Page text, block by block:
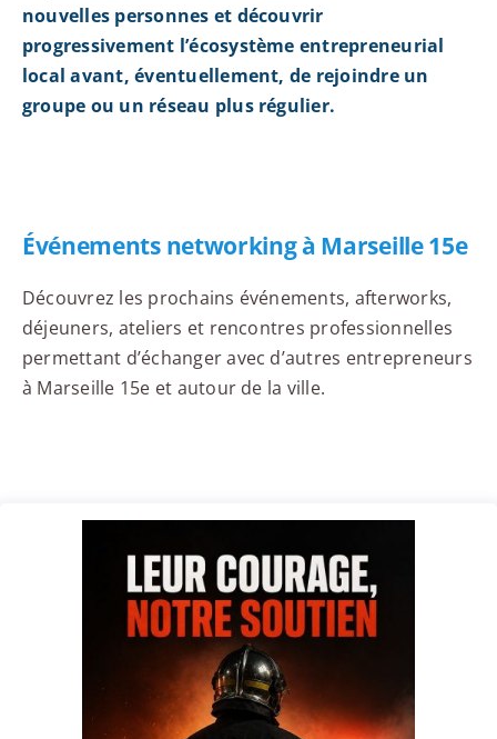
nouvelles personnes et découvrir
progressivement l’écosystème entrepreneurial
local avant, éventuellement, de rejoindre un
groupe ou un réseau plus régulier.
Événements networking à Marseille 15e
Découvrez les prochains événements, afterworks,
déjeuners, ateliers et rencontres professionnelles
permettant d’échanger avec d’autres entrepreneurs
à Marseille 15e et autour de la ville.